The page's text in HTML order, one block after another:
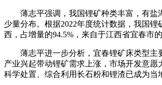
薄志平强调，我国锂矿种类丰富，有
少量分布。根据2022年度统计数据，我国
西，占增量的94.5%，来自于江西省宜春市
薄志平进一步分析，宜春锂矿床类型
产业兴起带动锂矿需求上涨，市场开发意
科学处置、综合利用长石粉和锂渣已成为当